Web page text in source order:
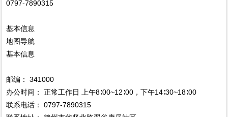
0797-7890315
基本信息
地图导航
基本信息
邮编： 341000
办公时间： 正常工作日 上午8∶00~12∶00，下午14∶30~18∶00
联系电话： 0797-7890315